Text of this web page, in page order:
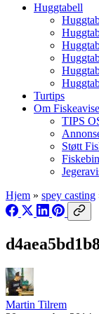
Huggtabell
Turtips
Om
TIPS
Støtt
Hjem » spey casting
Martin Tilrem